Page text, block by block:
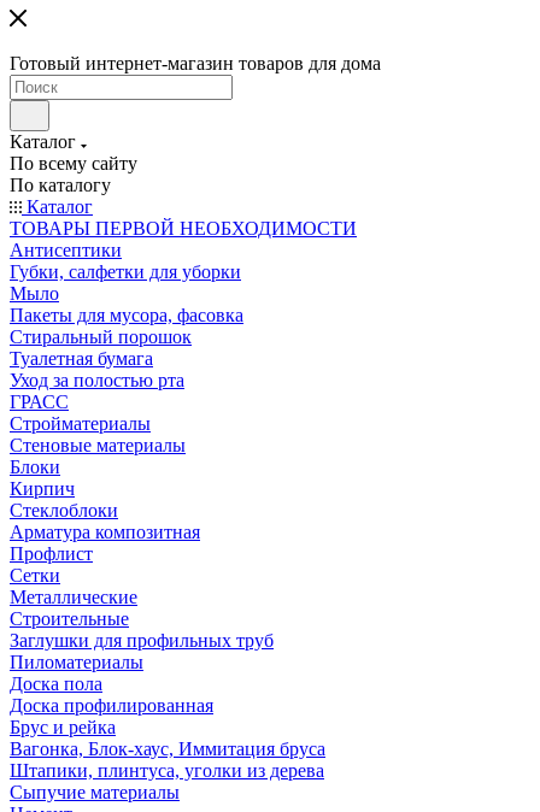
Готовый интернет-магазин товаров для дома
Каталог
По всему сайту
По каталогу
Каталог
ТОВАРЫ ПЕРВОЙ НЕОБХОДИМОСТИ
Антисептики
Губки, салфетки для уборки
Мыло
Пакеты для мусора, фасовка
Стиральный порошок
Туалетная бумага
Уход за полостью рта
ГРАСС
Стройматериалы
Стеновые материалы
Блоки
Кирпич
Стеклоблоки
Арматура композитная
Профлист
Сетки
Металлические
Строительные
Заглушки для профильных труб
Пиломатериалы
Доска пола
Доска профилированная
Брус и рейка
Вагонка, Блок-хаус, Иммитация бруса
Штапики, плинтуса, уголки из дерева
Сыпучие материалы